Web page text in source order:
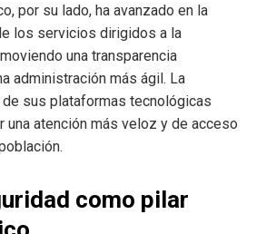
por su lado, ha avanzado en la
los servicios dirigidos a la
una transparencia
administración más ágil. La
sus plataformas tecnológicas
una atención más veloz y de acceso
como pilar